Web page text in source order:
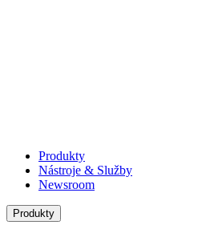
Produkty
Nástroje & Služby
Newsroom
Produkty